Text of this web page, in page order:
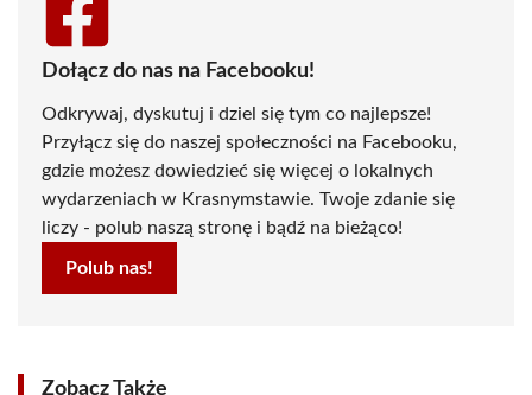
Dołącz do nas na Facebooku!
Odkrywaj, dyskutuj i dziel się tym co najlepsze!
Przyłącz się do naszej społeczności na Facebooku,
gdzie możesz dowiedzieć się więcej o lokalnych
wydarzeniach w Krasnymstawie. Twoje zdanie się
liczy - polub naszą stronę i bądź na bieżąco!
Polub nas!
Zobacz Także